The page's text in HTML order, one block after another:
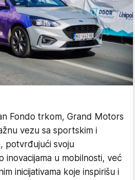
Fondo trkom, Grand Motors
vezu sa sportskim i
potvrđujući svoju
inovacijama u mobilnosti, već
inicijativama koje inspirišu i